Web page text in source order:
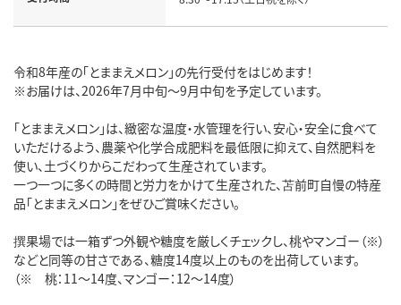
令和8年産の「とままえメロン」の先行受付をはじめます！
※お届けは、2026年7月中旬～9月中旬を予定しています。
「とままえメロン」は、緻密な温度・水管理を行い、安心・安全に食べて
いただけるよう、農薬や化学合成肥料を最低限に抑えて、自然肥料を
使い、土づくりからこだわって生産されています。
一つ一つに多くの時間と労力をかけて生産された、苫前町自慢の特産
品「とままえメロン」をぜひご賞味ください。
撰果場では一箱ずつ外観や糖度を厳しくチェックし、桃やマンゴー（※）
などと同等の甘さである、糖度14度以上のものを出荷しています。
（※ 桃：11～14度、マンゴー：12～14度）